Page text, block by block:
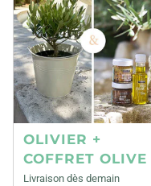
OLIVIER +
COFFRET OLIVE
Livraison dès demain